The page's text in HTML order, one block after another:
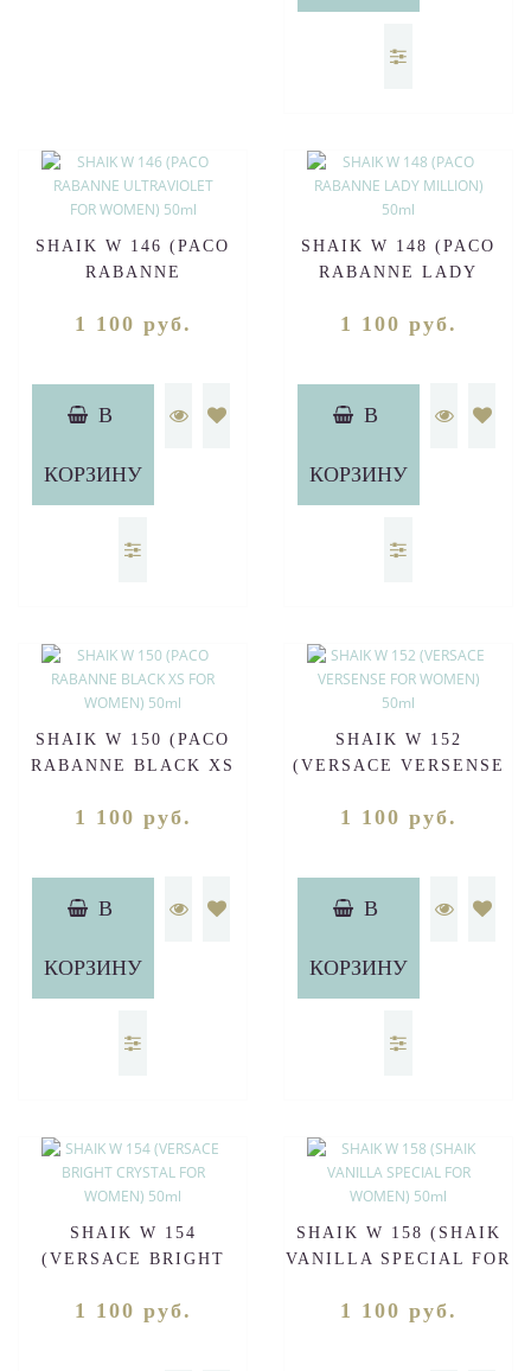
SHAIK W 146 (PACO
RABANNE
WOMEN) 50ml
1 100 руб.
В
КОРЗИНУ
SHAIK W 148 (PACO
RABANNE LADY
1 100 руб.
В
КОРЗИНУ
SHAIK W 150 (PACO
RABANNE BLACK XS
1 100 руб.
В
КОРЗИНУ
SHAIK W 152
(VERSACE VERSENSE
1 100 руб.
В
КОРЗИНУ
SHAIK W 154
(VERSACE BRIGHT
50ml
1 100 руб.
SHAIK W 158 (SHAIK
VANILLA SPECIAL FOR
1 100 руб.